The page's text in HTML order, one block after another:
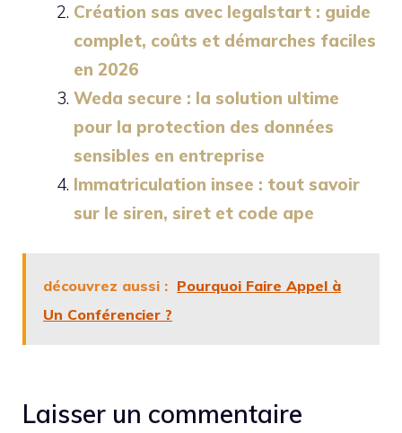
Création sas avec legalstart : guide
complet, coûts et démarches faciles
en 2026
Weda secure : la solution ultime
pour la protection des données
sensibles en entreprise
Immatriculation insee : tout savoir
sur le siren, siret et code ape
découvrez aussi : Pourquoi Faire Appel à
Un Conférencier ?
Laisser un commentaire